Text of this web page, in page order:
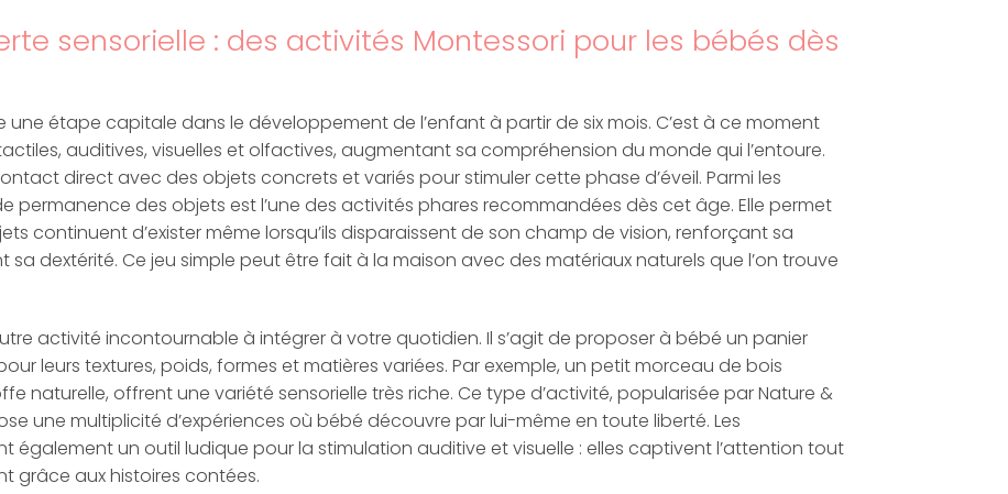
sensorielle : des activités Montessori pour les bébés dès
une étape capitale dans le développement de l’enfant à partir de six mois. C’est à ce moment
auditives, visuelles et olfactives, augmentant sa compréhension du monde qui l’entoure.
direct avec des objets concrets et variés pour stimuler cette phase d’éveil. Parmi les
permanence des objets est l’une des activités phares recommandées dès cet âge. Elle permet
continuent d’exister même lorsqu’ils disparaissent de son champ de vision, renforçant sa
dextérité. Ce jeu simple peut être fait à la maison avec des matériaux naturels que l’on trouve
activité incontournable à intégrer à votre quotidien. Il s’agit de proposer à bébé un panier
leurs textures, poids, formes et matières variées. Par exemple, un petit morceau de bois
naturelle, offrent une variété sensorielle très riche. Ce type d’activité, popularisée par Nature &
une multiplicité d’expériences où bébé découvre par lui-même en toute liberté. Les
également un outil ludique pour la stimulation auditive et visuelle : elles captivent l’attention tout
grâce aux histoires contées.